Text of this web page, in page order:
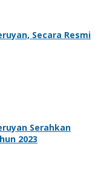
Secara Resmi
Serahkan
2023